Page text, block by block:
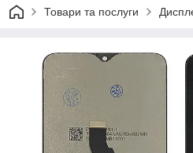
Товари та послуги